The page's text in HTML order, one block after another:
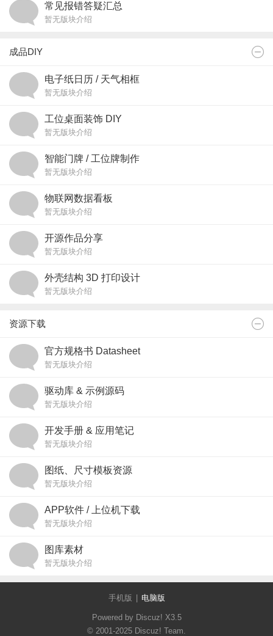
常见报错答疑汇总
暂无版块介绍
成品DIY
电子纸日历 / 天气相框
暂无版块介绍
工位桌面装饰 DIY
暂无版块介绍
智能门牌 / 工位牌制作
暂无版块介绍
物联网数据看板
暂无版块介绍
开源作品分享
暂无版块介绍
外壳结构 3D 打印设计
暂无版块介绍
资源下载
官方规格书 Datasheet
暂无版块介绍
驱动库 & 示例源码
暂无版块介绍
开发手册 & 应用笔记
暂无版块介绍
图纸、尺寸模板资源
暂无版块介绍
APP软件 / 上位机下载
暂无版块介绍
图库素材
暂无版块介绍
手机版 电脑版
Powered by Discuz! X3.5
© 2001-2025 Discuz! Team.